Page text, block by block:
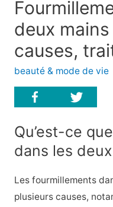
deux
causes,
beauté & mode de vie
Qu’est-ce
dans les
Les fourmillements
plusieurs causes,